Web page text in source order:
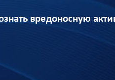
вредоносную